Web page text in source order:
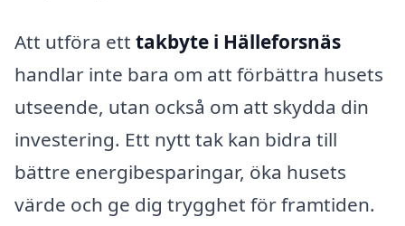
Att utföra ett takbyte i Hälleforsnäs
handlar inte bara om att förbättra husets
utseende, utan också om att skydda din
investering. Ett nytt tak kan bidra till
bättre energibesparingar, öka husets
värde och ge dig trygghet för framtiden.